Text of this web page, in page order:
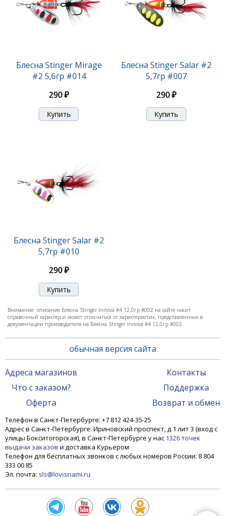
Блесна Stinger Innova #2 5,5гр #006
310 ₽
Блесна Stinger Mirage
#2 5,6гр #014
290 ₽
Блесна Stinger Salar #2
5,7гр #007
290 ₽
Блесна Stinger Salar #2
5,7гр #010
290 ₽
Внимание: описание Блесна Stinger Innova #4 12,0гр #002 на сайте носит
справочный характер и может отличаться от характеристик, представленных в
документации производителя на Блесна Stinger Innova #4 12,0гр #002.
обычная версия сайта
Адреса магазинов
Что с заказом?
Оферта
Контакты
Поддержка
Возврат и обмен
Телефон в Санкт-Петербурге: +7 812 424-35-25
Адрес в Санкт-Петербурге: Ириновский проспект, д 1 лит 3 (вход с
улицы Бокситогорская), в Санкт-Петербурге у нас 1326 точек
выдачи заказов и доставка Курьером
Телефон для бесплатных звонков с любых номеров России: 8 804
333 00 85
Эл. почта: sls@lovisnami.ru